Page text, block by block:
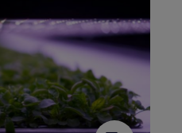
Agrandir
l'image